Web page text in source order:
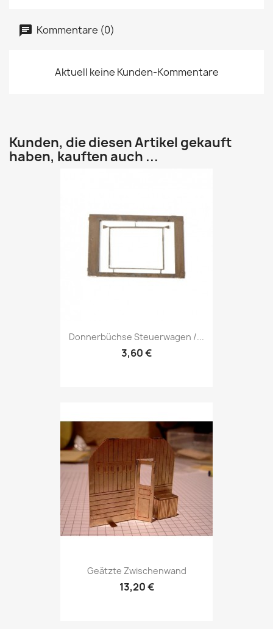
Kommentare (0)
Aktuell keine Kunden-Kommentare
Kunden, die diesen Artikel gekauft
haben, kauften auch ...
Donnerbüchse Steuerwagen /...
3,60 €
Geätzte Zwischenwand
13,20 €